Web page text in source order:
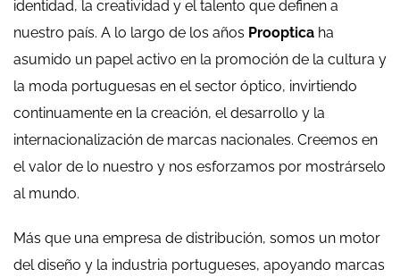
identidad, la creatividad y el talento que definen a
nuestro país. A lo largo de los años Prooptica ha
asumido un papel activo en la promoción de la cultura y
la moda portuguesas en el sector óptico, invirtiendo
continuamente en la creación, el desarrollo y la
internacionalización de marcas nacionales. Creemos en
el valor de lo nuestro y nos esforzamos por mostrárselo
al mundo.
Más que una empresa de distribución, somos un motor
del diseño y la industria portugueses, apoyando marcas